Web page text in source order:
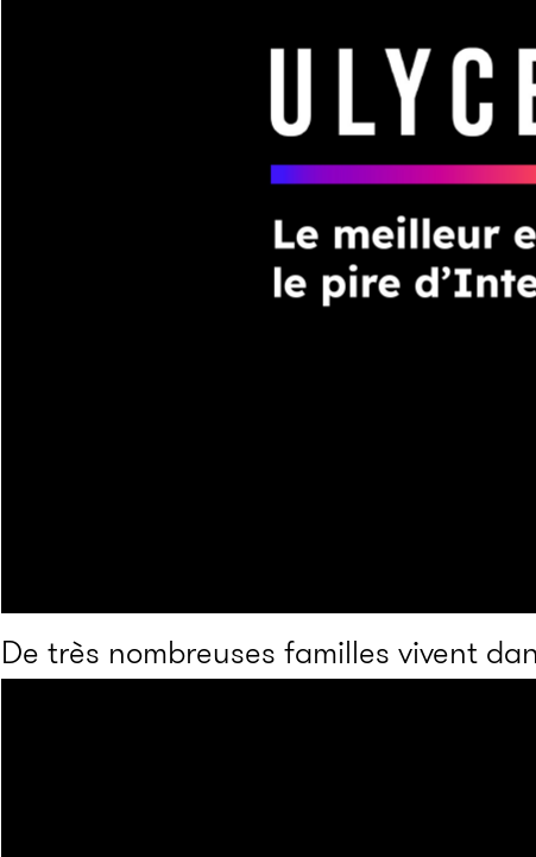
De très nombreuses familles vivent